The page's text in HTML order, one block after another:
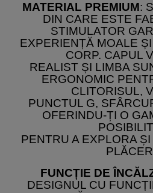
MATERIAL PREMIUM:
DIN CARE ESTE
STIMULATOR
EXPERIENȚĂ MOALE
CORP. CAPUL
REALIST ȘI LIMBA
ERGONOMIC
CLITORISUL,
PUNCTUL G,
OFERINDU-ȚI O
PENTRU A EXPLORA
FUNCȚIE DE
DESIGNUL CU